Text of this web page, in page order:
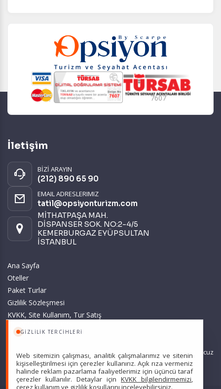
GIZLILIK TERCIHLERI
Web sitemizin çalışması, analitik çalışmalarımız ve sitenin
kişiselleştirilmesi için çerezler kullanırız. Açık rıza vermeniz
halinde reklam pazarlama faaliyetlerimiz için üçüncü taraf
çerezler kullanılır. Detaylar için KVKK bilgilendirmemizi,
çerez kullanım ve gizlilik koşullarını inceleyebilirsiniz.
7607
İletişim
BİZİ ARAYIN
(212) 890 65 90
EMAIL ADRESLERIMIZ
tatil@opsiyonturizm.com
MİTHATPAŞA MAH.
DİSPANSER SOK. NO:2-4/5
KEMERBURGAZ EYÜPSULTAN
İSTANBUL
Ana Sayfa
Oteller
Paket Turlar
Gizlilik Sözleşmesi
KVKK, Site Kullanım, Tur Satış
Sitemizde anılan tüm fiyatlar, geçerli kartlar ile tek ödemede, en ucuz
başlangıç fiyatlardır ve yeterli kontenjan olması durumunda
geçerlidir.